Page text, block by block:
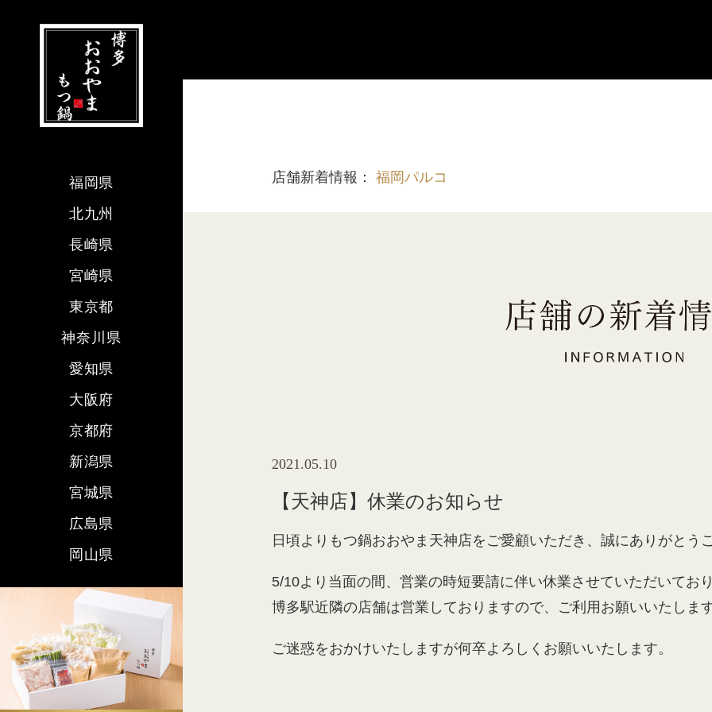
店舗新着情報： 福岡パルコ
2021.05.10
【天神店】休業のお知らせ
日頃よりもつ鍋おおやま天神店をご愛顧いただき、誠にありがとう
5/10より当面の間、営業の時短要請に伴い休業させていただいており
博多駅近隣の店舗は営業しておりますので、ご利用お願いいたします
ご迷惑をおかけいたしますが何卒よろしくお願いいたします。
福岡県
北九州
長崎県
宮崎県
東京都
神奈川県
愛知県
大阪府
京都府
新潟県
宮城県
広島県
岡山県